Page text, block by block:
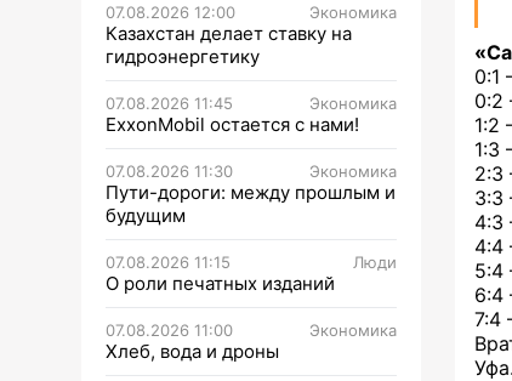
07.08.2026 12:00 Экономика
Казахстан делает ставку на
гидроэнергетику
07.08.2026 11:45 Экономика
ExxonMobil остается с нами!
07.08.2026 11:30 Экономика
Пути-дороги: между прошлым и
будущим
07.08.2026 11:15 Люди
О роли печатных изданий
07.08.2026 11:00 Экономика
Хлеб, вода и дроны
0:1
0:2
1:2
1:3
2:3
3:3
4:3
4:4
5:4
6:4
7:4